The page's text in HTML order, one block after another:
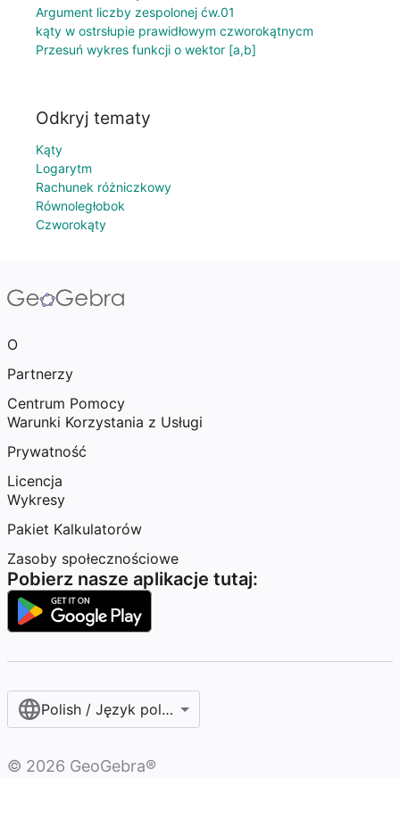
Argument liczby zespolonej ćw.01
kąty w ostrsłupie prawidłowym czworokątnycm
Przesuń wykres funkcji o wektor [a,b]
Odkryj tematy
Kąty
Logarytm
Rachunek różniczkowy
Równoległobok
Czworokąty
O
Partnerzy
Centrum Pomocy
Warunki Korzystania z Usługi
Prywatność
Licencja
Wykresy
Pakiet Kalkulatorów
Zasoby społecznościowe
Pobierz nasze aplikacje tutaj:
Polish / Język polski‎
© 2026 GeoGebra®